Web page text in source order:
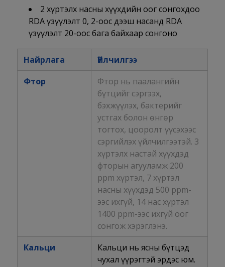
2 хүртэлх насны хүүхдийн оог сонгохдоо
RDA үзүүлэлт 0, 2-оос дээш насанд RDA
үзүүлэлт 20-оос бага байхаар сонгоно
Найрлага
Үйлчилгээ
Фтор
Фтор нь паалангийн
бүтцийг сэргээх,
бэхжүүлэх, бактерийг
устгах болон өнгөр
тогтох, цооролт үүсэхээс
сэргийлэх үйлчилгээтэй. 3
хүртэлх настай хүүхдэд
фторын агууламж 200
ppm хүртэл, 7 хүртэл
насны хүүхдэд 500 ppm-
ээс ихгүй, 14 нас хүртэл
1400 ppm-ээс ихгүй оог
сонгож хэрэглэнэ.
Кальци
Кальци нь ясны бүтцэд
чухал үүрэгтэй эрдэс юм.